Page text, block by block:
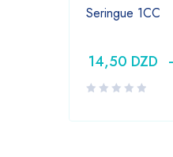
Seringue 1CC
14,50 DZD